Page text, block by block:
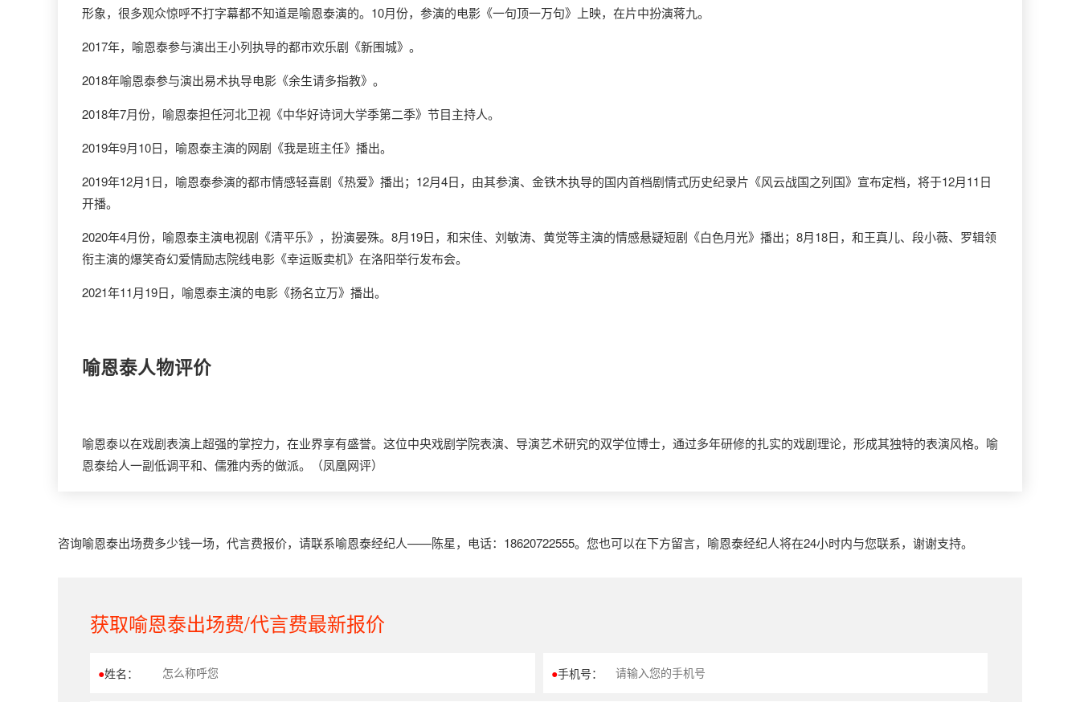
形象，很多观众惊呼不打字幕都不知道是喻恩泰演的。10月份，参演的电影《一句顶一万句》上映，在片中扮演蒋九。
2017年，喻恩泰参与演出王小列执导的都市欢乐剧《新围城》。
2018年喻恩泰参与演出易术执导电影《余生请多指教》。
2018年7月份，喻恩泰担任河北卫视《中华好诗词大学季第二季》节目主持人。
2019年9月10日，喻恩泰主演的网剧《我是班主任》播出。
2019年12月1日，喻恩泰参演的都市情感轻喜剧《热爱》播出；12月4日，由其参演、金铁木执导的国内首档剧情式历史纪录片《风云战国之列国》宣布定档，将于12月11日
开播。
2020年4月份，喻恩泰主演电视剧《清平乐》，扮演晏殊。8月19日，和宋佳、刘敏涛、黄觉等主演的情感悬疑短剧《白色月光》播出；8月18日，和王真儿、段小薇、罗辑领
衔主演的爆笑奇幻爱情励志院线电影《幸运贩卖机》在洛阳举行发布会。
2021年11月19日，喻恩泰主演的电影《扬名立万》播出。
喻恩泰人物评价
喻恩泰以在戏剧表演上超强的掌控力，在业界享有盛誉。这位中央戏剧学院表演、导演艺术研究的双学位博士，通过多年研修的扎实的戏剧理论，形成其独特的表演风格。喻
恩泰给人一副低调平和、儒雅内秀的做派。（凤凰网评）
咨询喻恩泰出场费多少钱一场，代言费报价，请联系喻恩泰经纪人——陈星，电话：18620722555。您也可以在下方留言，喻恩泰经纪人将在24小时内与您联系，谢谢支持。
获取喻恩泰出场费/代言费最新报价
●姓名： ●手机号：